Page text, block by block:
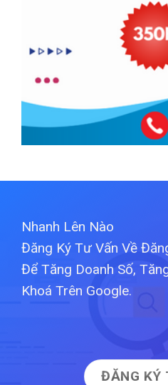
Nhanh Lên Nào
Đăng Ký Tư Vấn Về
Để Tăng Doanh Số,
Khoá Trên Google.
ĐĂNG KÝ